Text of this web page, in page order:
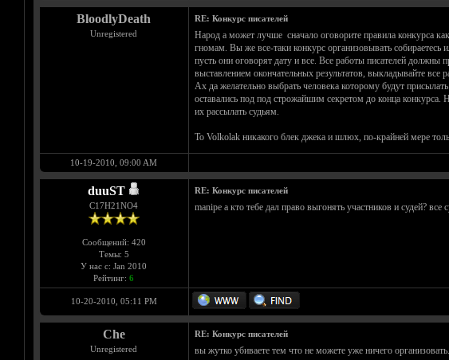
BloodlyDeath
Unregistered
RE: Конкурс писателей
Народ а может лучше сначало оговорите правила конкурса
гномам. Вы же все-таки конкурс организовывать
пусть они оговорят дату и все. Все работы писателей
выставлением окончательных результатов, выкладывайте все
Ах да желательно выбрать человека которому будут
оставались под под строжайшим секретом до конца
их рассылать судьям.
To Volkolak никакого блек джека и шлюх, по-крайней мере
10-19-2010, 09:00 AM
duuST
С17H21NO4
Сообщений: 420
Темы: 5
У нас с: Jan 2010
Рейтинг: 6
RE: Конкурс писателей
manipe а кто тебе дал право выгонять участников и судей?
10-20-2010, 05:11 PM
Che
Unregistered
RE: Конкурс писателей
вы жутко убиваете тем что не можете уже ничего